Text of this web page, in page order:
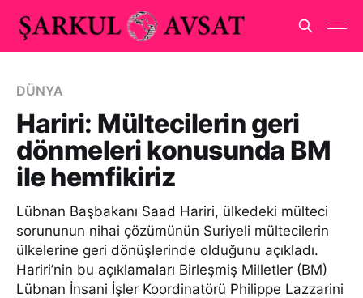
DÜNYA
Hariri: Mültecilerin geri
dönmeleri konusunda BM
ile hemfikiriz
Lübnan Başbakanı Saad Hariri, ülkedeki mülteci
sorununun nihai çözümünün Suriyeli mültecilerin
ülkelerine geri dönüşlerinde olduğunu açıkladı.
Hariri’nin bu açıklamaları Birleşmiş Milletler (BM)
Lübnan İnsani İşler Koordinatörü Philippe Lazzarini